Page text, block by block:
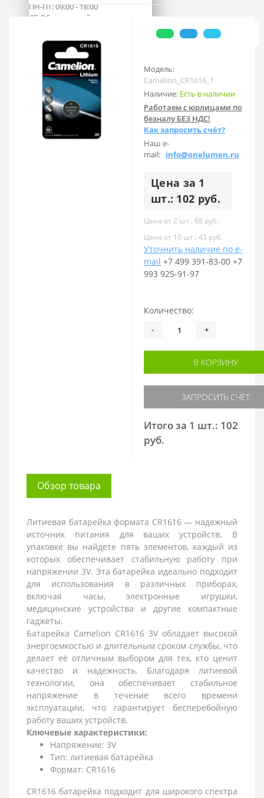
ПН-ПТ: 09:00 - 18:00
СБ-ВС: выходной
приезд по телефону
Модель:
Camelion_CR1616_1
Наличие: Есть в наличии
Работаем с юрлицами по
безналу БЕЗ НДС!
Как запросить счёт?
Наш e-
mail: info@onelumen.ru
Цена за 1
шт.: 102 руб.
Цена от 2 шт.: 68 руб.
Цена от 10 шт.: 43 руб.
Уточнить наличие по e-
mail +7 499 391-83-00 +7
993 925-91-97
Количество:
- +
В КОРЗИНУ
ЗАПРОСИТЬ СЧЁТ
Итого за 1 шт.: 102
руб.
Обзор товара
Литиевая батарейка формата CR1616 — надежный
источник питания для ваших устройств. В
упаковке вы найдете пять элементов, каждый из
которых обеспечивает стабильную работу при
напряжении 3V. Эта батарейка идеально подходит
для использования в различных приборах,
включая часы, электронные игрушки,
медицинские устройства и другие компактные
гаджеты.
Батарейка Camelion CR1616 3V обладает высокой
энергоемкостью и длительным сроком службы, что
делает её отличным выбором для тех, кто ценит
качество и надежность. Благодаря литиевой
технологии, она обеспечивает стабильное
напряжение в течение всего времени
эксплуатации, что гарантирует бесперебойную
работу ваших устройств.
Ключевые характеристики:
Напряжение: 3V
Тип: литиевая батарейка
Формат: CR1616
CR1616 батарейка подходит для широкого спектра